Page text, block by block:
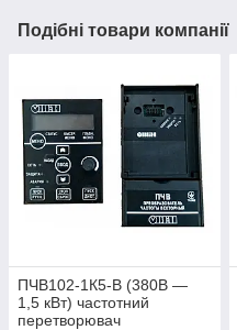
Подібні товари компанії
ПЧВ102-1К5-В (380В —
1,5 кВт) частотний
перетворювач